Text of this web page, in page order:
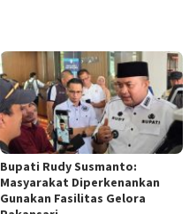
Bupati Rudy Susmanto:
Masyarakat Diperkenankan
Gunakan Fasilitas Gelora